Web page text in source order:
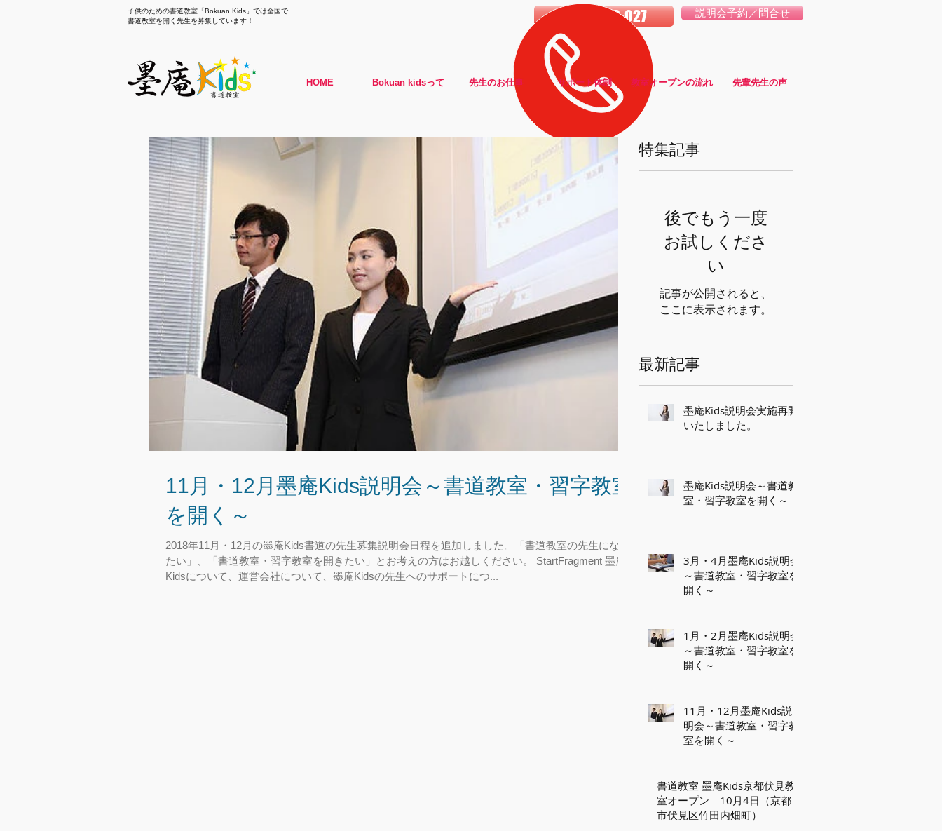
子供のための書道教室「Bokuan Kids」では全国で
書道教室を開く先生を募集しています！
0120-988-027 説明会予約／問合せ
HOME Bokuan kidsって 先生のお仕事 サポート体制 教室オープンの流れ 先輩先生の声
11月・12月墨庵Kids説明会～書道教室・習字教室
を開く～
2018年11月・12月の墨庵Kids書道の先生募集説明会日程を追加しました。「書道教室の先生になり
たい」、「書道教室・習字教室を開きたい」とお考えの方はお越しください。 StartFragment 墨庵
Kidsについて、運営会社について、墨庵Kidsの先生へのサポートにつ...
特集記事
後でもう一度
お試しくださ
い
記事が公開されると、
ここに表示されます。
最新記事
墨庵Kids説明会実施再開
いたしました。
墨庵Kids説明会～書道教
室・習字教室を開く～
3月・4月墨庵Kids説明会
～書道教室・習字教室を
開く～
1月・2月墨庵Kids説明会
～書道教室・習字教室を
開く～
11月・12月墨庵Kids説
明会～書道教室・習字教
室を開く～
書道教室 墨庵Kids京都伏見教
室オープン 10月4日（京都
市伏見区竹田内畑町）